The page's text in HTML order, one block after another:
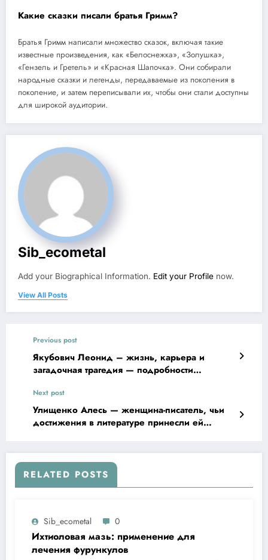
Какие сказки писали братья Гримм?
Братья Гримм написали множество сказок, включая такие
известные произведения, как «Белоснежка», «Золушка»,
«Гензель и Гретель» и «Красная Шапочка». Они собирали
народные сказки и легенды, передаваемые из поколения в
поколение, и затем переписывали их, чтобы они стали доступны
для широкой аудитории.
Sib_ecometal
Add your Biographical Information. Edit your Profile now.
View All Posts
Previous post
Якубович Леонид – жизнь, карьера и
загадочная трагедия — подробности
телеведущего
Next post
Улищенко Алесь — женщина-писатель, чьи
достижения в литературе принесли ей
Улищенко Алеся достойны внимания!
RELATED POSTS
Sib_ecometal 0
Ихтиоловая мазь: применение для
лечения фурункулов